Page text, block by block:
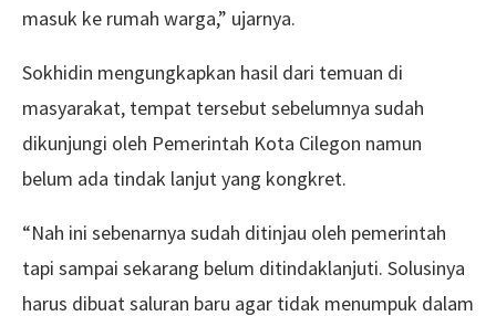
masuk ke rumah warga,” ujarnya.
Sokhidin mengungkapkan hasil dari temuan di
masyarakat, tempat tersebut sebelumnya sudah
dikunjungi oleh Pemerintah Kota Cilegon namun
belum ada tindak lanjut yang kongkret.
“Nah ini sebenarnya sudah ditinjau oleh pemerintah
tapi sampai sekarang belum ditindaklanjuti. Solusinya
harus dibuat saluran baru agar tidak menumpuk dalam